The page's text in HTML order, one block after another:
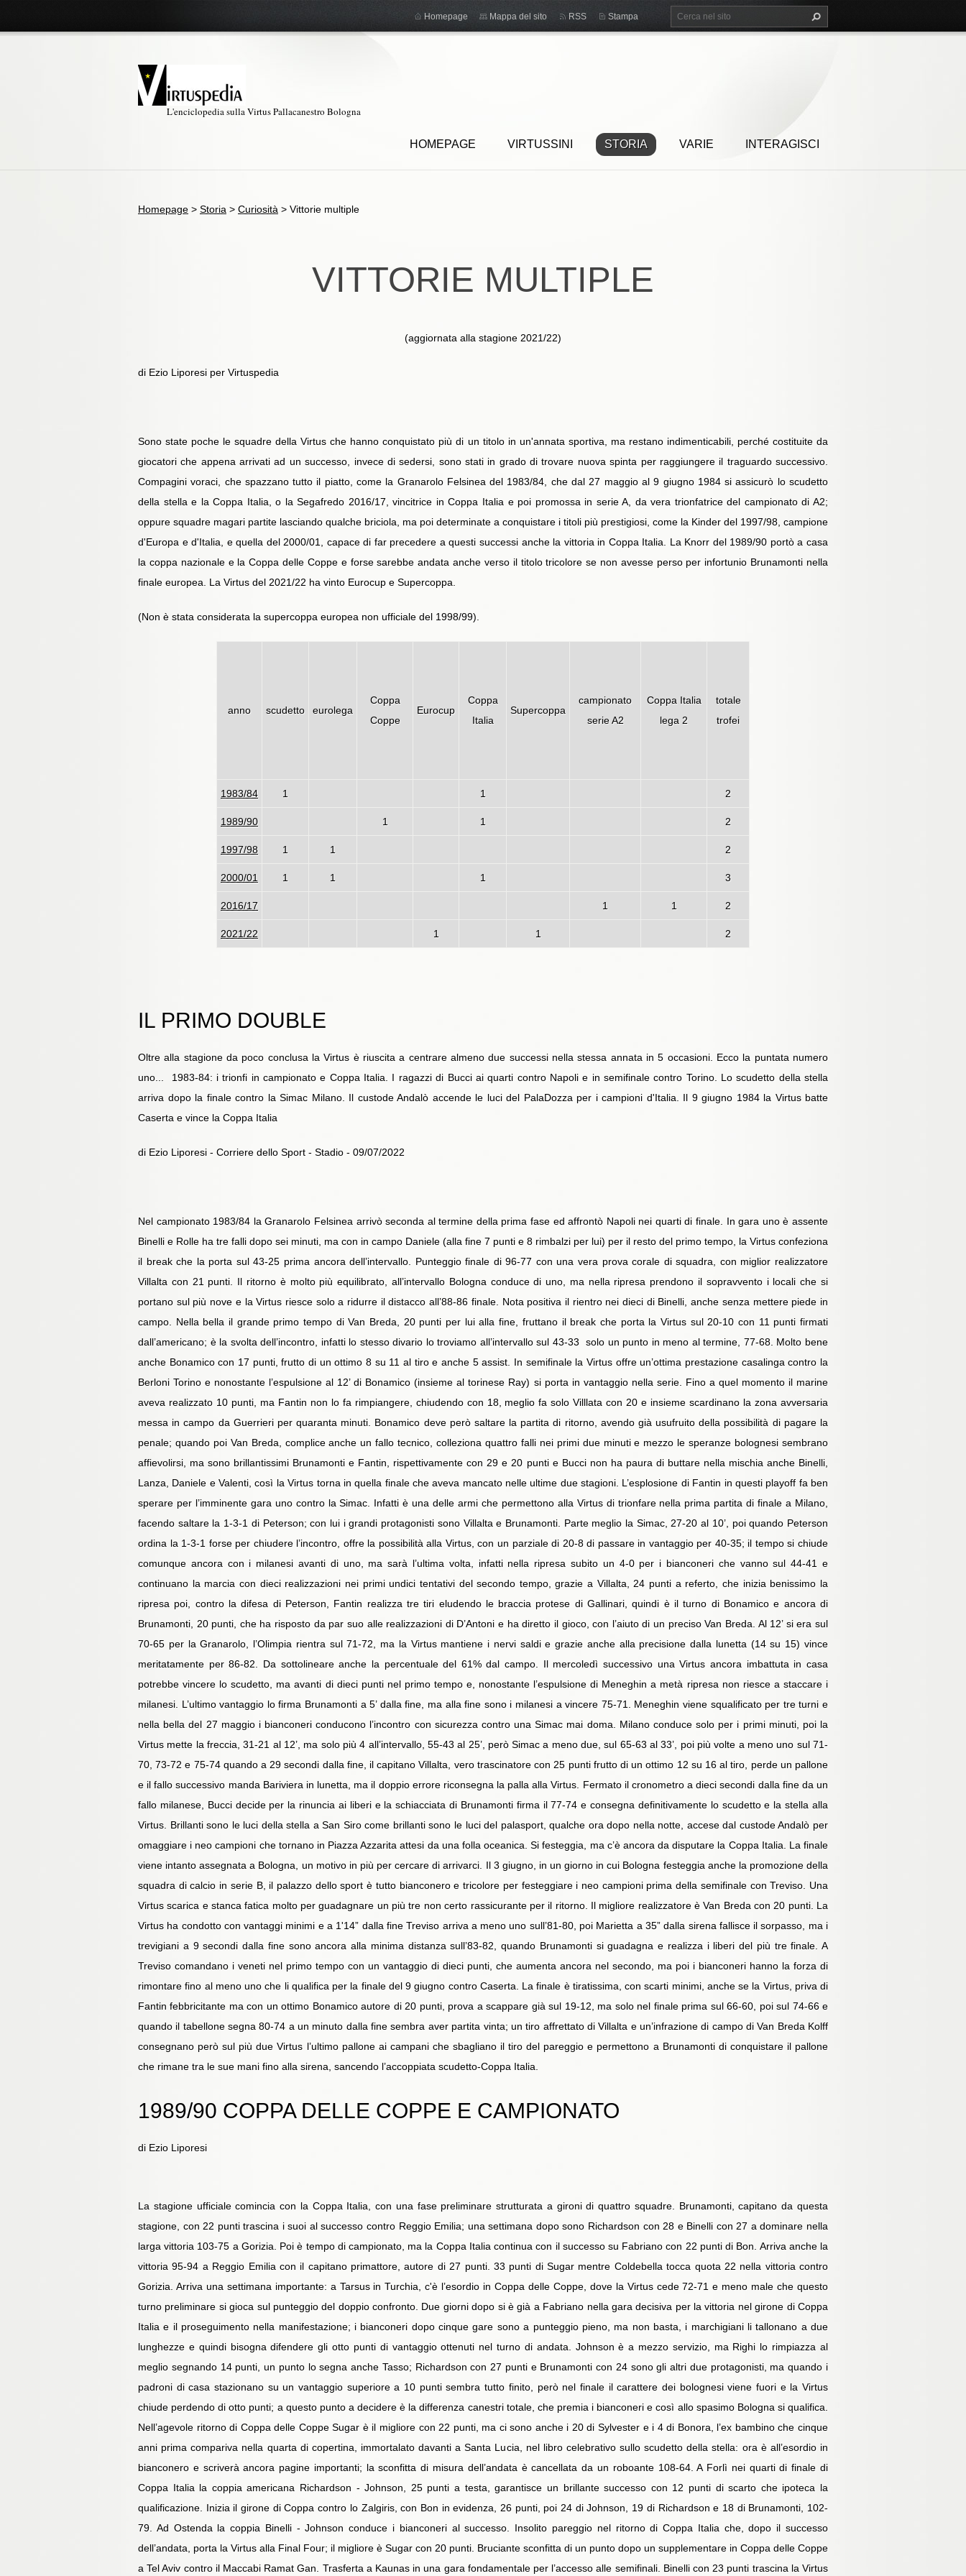
L'enciclopedia sulla Virtus Pallacanestro Bologna
HOMEPAGE VIRTUSSINI STORIA VARIE INTERAGISCI
Homepage Mappa del sito RSS Stampa
Homepage > Storia > Curiosità > Vittorie multiple
VITTORIE MULTIPLE
(aggiornata alla stagione 2021/22)
di Ezio Liporesi per Virtuspedia
Sono state poche le squadre della Virtus che hanno conquistato più di un titolo in un'annata sportiva, ma restano indimenticabili, perché costituite da
giocatori che appena arrivati ad un successo, invece di sedersi, sono stati in grado di trovare nuova spinta per raggiungere il traguardo successivo.
Compagini voraci, che spazzano tutto il piatto, come la Granarolo Felsinea del 1983/84, che dal 27 maggio al 9 giugno 1984 si assicurò lo scudetto
della stella e la Coppa Italia, o la Segafredo 2016/17, vincitrice in Coppa Italia e poi promossa in serie A, da vera trionfatrice del campionato di A2;
oppure squadre magari partite lasciando qualche briciola, ma poi determinate a conquistare i titoli più prestigiosi, come la Kinder del 1997/98, campione
d'Europa e d'Italia, e quella del 2000/01, capace di far precedere a questi successi anche la vittoria in Coppa Italia. La Knorr del 1989/90 portò a casa
la coppa nazionale e la Coppa delle Coppe e forse sarebbe andata anche verso il titolo tricolore se non avesse perso per infortunio Brunamonti nella
finale europea. La Virtus del 2021/22 ha vinto Eurocup e Supercoppa.
(Non è stata considerata la supercoppa europea non ufficiale del 1998/99).
anno scudetto eurolega
Coppa
Coppe
Eurocup
Coppa
Italia
Supercoppa
campionato
serie A2
Coppa Italia
lega 2
totale
trofei
1983/84 1 1 2
1989/90 1 1 2
1997/98 1 1 2
2000/01 1 1 1 3
2016/17 1 1 2
2021/22 1 1 2
IL PRIMO DOUBLE
Oltre alla stagione da poco conclusa la Virtus è riuscita a centrare almeno due successi nella stessa annata in 5 occasioni. Ecco la puntata numero
uno... 1983-84: i trionfi in campionato e Coppa Italia. I ragazzi di Bucci ai quarti contro Napoli e in semifinale contro Torino. Lo scudetto della stella
arriva dopo la finale contro la Simac Milano. Il custode Andalò accende le luci del PalaDozza per i campioni d'Italia. Il 9 giugno 1984 la Virtus batte
Caserta e vince la Coppa Italia
di Ezio Liporesi - Corriere dello Sport - Stadio - 09/07/2022
Nel campionato 1983/84 la Granarolo Felsinea arrivò seconda al termine della prima fase ed affrontò Napoli nei quarti di finale. In gara uno è assente
Binelli e Rolle ha tre falli dopo sei minuti, ma con in campo Daniele (alla fine 7 punti e 8 rimbalzi per lui) per il resto del primo tempo, la Virtus confeziona
il break che la porta sul 43-25 prima ancora dell’intervallo. Punteggio finale di 96-77 con una vera prova corale di squadra, con miglior realizzatore
Villalta con 21 punti. Il ritorno è molto più equilibrato, all’intervallo Bologna conduce di uno, ma nella ripresa prendono il sopravvento i locali che si
portano sul più nove e la Virtus riesce solo a ridurre il distacco all’88-86 finale. Nota positiva il rientro nei dieci di Binelli, anche senza mettere piede in
campo. Nella bella il grande primo tempo di Van Breda, 20 punti per lui alla fine, fruttano il break che porta la Virtus sul 20-10 con 11 punti firmati
dall’americano; è la svolta dell’incontro, infatti lo stesso divario lo troviamo all’intervallo sul 43-33 solo un punto in meno al termine, 77-68. Molto bene
anche Bonamico con 17 punti, frutto di un ottimo 8 su 11 al tiro e anche 5 assist. In semifinale la Virtus offre un’ottima prestazione casalinga contro la
Berloni Torino e nonostante l’espulsione al 12’ di Bonamico (insieme al torinese Ray) si porta in vantaggio nella serie. Fino a quel momento il marine
aveva realizzato 10 punti, ma Fantin non lo fa rimpiangere, chiudendo con 18, meglio fa solo Villlata con 20 e insieme scardinano la zona avversaria
messa in campo da Guerrieri per quaranta minuti. Bonamico deve però saltare la partita di ritorno, avendo già usufruito della possibilità di pagare la
penale; quando poi Van Breda, complice anche un fallo tecnico, colleziona quattro falli nei primi due minuti e mezzo le speranze bolognesi sembrano
affievolirsi, ma sono brillantissimi Brunamonti e Fantin, rispettivamente con 29 e 20 punti e Bucci non ha paura di buttare nella mischia anche Binelli,
Lanza, Daniele e Valenti, così la Virtus torna in quella finale che aveva mancato nelle ultime due stagioni. L’esplosione di Fantin in questi playoff fa ben
sperare per l’imminente gara uno contro la Simac. Infatti è una delle armi che permettono alla Virtus di trionfare nella prima partita di finale a Milano,
facendo saltare la 1-3-1 di Peterson; con lui i grandi protagonisti sono Villalta e Brunamonti. Parte meglio la Simac, 27-20 al 10’, poi quando Peterson
ordina la 1-3-1 forse per chiudere l’incontro, offre la possibilità alla Virtus, con un parziale di 20-8 di passare in vantaggio per 40-35; il tempo si chiude
comunque ancora con i milanesi avanti di uno, ma sarà l’ultima volta, infatti nella ripresa subito un 4-0 per i bianconeri che vanno sul 44-41 e
continuano la marcia con dieci realizzazioni nei primi undici tentativi del secondo tempo, grazie a Villalta, 24 punti a referto, che inizia benissimo la
ripresa poi, contro la difesa di Peterson, Fantin realizza tre tiri eludendo le braccia protese di Gallinari, quindi è il turno di Bonamico e ancora di
Brunamonti, 20 punti, che ha risposto da par suo alle realizzazioni di D’Antoni e ha diretto il gioco, con l’aiuto di un preciso Van Breda. Al 12’ si era sul
70-65 per la Granarolo, l’Olimpia rientra sul 71-72, ma la Virtus mantiene i nervi saldi e grazie anche alla precisione dalla lunetta (14 su 15) vince
meritatamente per 86-82. Da sottolineare anche la percentuale del 61% dal campo. Il mercoledì successivo una Virtus ancora imbattuta in casa
potrebbe vincere lo scudetto, ma avanti di dieci punti nel primo tempo e, nonostante l’espulsione di Meneghin a metà ripresa non riesce a staccare i
milanesi. L’ultimo vantaggio lo firma Brunamonti a 5’ dalla fine, ma alla fine sono i milanesi a vincere 75-71. Meneghin viene squalificato per tre turni e
nella bella del 27 maggio i bianconeri conducono l’incontro con sicurezza contro una Simac mai doma. Milano conduce solo per i primi minuti, poi la
Virtus mette la freccia, 31-21 al 12’, ma solo più 4 all’intervallo, 55-43 al 25’, però Simac a meno due, sul 65-63 al 33’, poi più volte a meno uno sul 71-
70, 73-72 e 75-74 quando a 29 secondi dalla fine, il capitano Villalta, vero trascinatore con 25 punti frutto di un ottimo 12 su 16 al tiro, perde un pallone
e il fallo successivo manda Bariviera in lunetta, ma il doppio errore riconsegna la palla alla Virtus. Fermato il cronometro a dieci secondi dalla fine da un
fallo milanese, Bucci decide per la rinuncia ai liberi e la schiacciata di Brunamonti firma il 77-74 e consegna definitivamente lo scudetto e la stella alla
Virtus. Brillanti sono le luci della stella a San Siro come brillanti sono le luci del palasport, qualche ora dopo nella notte, accese dal custode Andalò per
omaggiare i neo campioni che tornano in Piazza Azzarita attesi da una folla oceanica. Si festeggia, ma c’è ancora da disputare la Coppa Italia. La finale
viene intanto assegnata a Bologna, un motivo in più per cercare di arrivarci. Il 3 giugno, in un giorno in cui Bologna festeggia anche la promozione della
squadra di calcio in serie B, il palazzo dello sport è tutto bianconero e tricolore per festeggiare i neo campioni prima della semifinale con Treviso. Una
Virtus scarica e stanca fatica molto per guadagnare un più tre non certo rassicurante per il ritorno. Il migliore realizzatore è Van Breda con 20 punti. La
Virtus ha condotto con vantaggi minimi e a 1'14” dalla fine Treviso arriva a meno uno sull’81-80, poi Marietta a 35” dalla sirena fallisce il sorpasso, ma i
trevigiani a 9 secondi dalla fine sono ancora alla minima distanza sull’83-82, quando Brunamonti si guadagna e realizza i liberi del più tre finale. A
Treviso comandano i veneti nel primo tempo con un vantaggio di dieci punti, che aumenta ancora nel secondo, ma poi i bianconeri hanno la forza di
rimontare fino al meno uno che li qualifica per la finale del 9 giugno contro Caserta. La finale è tiratissima, con scarti minimi, anche se la Virtus, priva di
Fantin febbricitante ma con un ottimo Bonamico autore di 20 punti, prova a scappare già sul 19-12, ma solo nel finale prima sul 66-60, poi sul 74-66 e
quando il tabellone segna 80-74 a un minuto dalla fine sembra aver partita vinta; un tiro affrettato di Villalta e un’infrazione di campo di Van Breda Kolff
consegnano però sul più due Virtus l’ultimo pallone ai campani che sbagliano il tiro del pareggio e permettono a Brunamonti di conquistare il pallone
che rimane tra le sue mani fino alla sirena, sancendo l’accoppiata scudetto-Coppa Italia.
1989/90 COPPA DELLE COPPE E CAMPIONATO
di Ezio Liporesi
La stagione ufficiale comincia con la Coppa Italia, con una fase preliminare strutturata a gironi di quattro squadre. Brunamonti, capitano da questa
stagione, con 22 punti trascina i suoi al successo contro Reggio Emilia; una settimana dopo sono Richardson con 28 e Binelli con 27 a dominare nella
larga vittoria 103-75 a Gorizia. Poi è tempo di campionato, ma la Coppa Italia continua con il successo su Fabriano con 22 punti di Bon. Arriva anche la
vittoria 95-94 a Reggio Emilia con il capitano primattore, autore di 27 punti. 33 punti di Sugar mentre Coldebella tocca quota 22 nella vittoria contro
Gorizia. Arriva una settimana importante: a Tarsus in Turchia, c'è l’esordio in Coppa delle Coppe, dove la Virtus cede 72-71 e meno male che questo
turno preliminare si gioca sul punteggio del doppio confronto. Due giorni dopo si è già a Fabriano nella gara decisiva per la vittoria nel girone di Coppa
Italia e il proseguimento nella manifestazione; i bianconeri dopo cinque gare sono a punteggio pieno, ma non basta, i marchigiani li tallonano a due
lunghezze e quindi bisogna difendere gli otto punti di vantaggio ottenuti nel turno di andata. Johnson è a mezzo servizio, ma Righi lo rimpiazza al
meglio segnando 14 punti, un punto lo segna anche Tasso; Richardson con 27 punti e Brunamonti con 24 sono gli altri due protagonisti, ma quando i
padroni di casa stazionano su un vantaggio superiore a 10 punti sembra tutto finito, però nel finale il carattere dei bolognesi viene fuori e la Virtus
chiude perdendo di otto punti; a questo punto a decidere è la differenza canestri totale, che premia i bianconeri e così allo spasimo Bologna si qualifica.
Nell’agevole ritorno di Coppa delle Coppe Sugar è il migliore con 22 punti, ma ci sono anche i 20 di Sylvester e i 4 di Bonora, l’ex bambino che cinque
anni prima compariva nella quarta di copertina, immortalato davanti a Santa Lucia, nel libro celebrativo sullo scudetto della stella: ora è all’esordio in
bianconero e scriverà ancora pagine importanti; la sconfitta di misura dell’andata è cancellata da un roboante 108-64. A Forlì nei quarti di finale di
Coppa Italia la coppia americana Richardson - Johnson, 25 punti a testa, garantisce un brillante successo con 12 punti di scarto che ipoteca la
qualificazione. Inizia il girone di Coppa contro lo Zalgiris, con Bon in evidenza, 26 punti, poi 24 di Johnson, 19 di Richardson e 18 di Brunamonti, 102-
79. Ad Ostenda la coppia Binelli - Johnson conduce i bianconeri al successo. Insolito pareggio nel ritorno di Coppa Italia che, dopo il successo
dell’andata, porta la Virtus alla Final Four; il migliore è Sugar con 20 punti. Bruciante sconfitta di un punto dopo un supplementare in Coppa delle Coppe
a Tel Aviv contro il Maccabi Ramat Gan. Trasferta a Kaunas in una gara fondamentale per l’accesso alle semifinali. Binelli con 23 punti trascina la Virtus